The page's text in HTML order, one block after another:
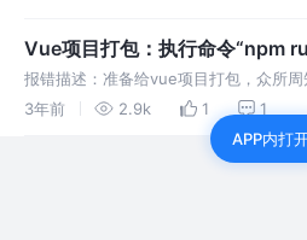
时展示“-”。
Vue项目打包：执行命令“npm
script: build”
报错描述：准备给vue项目打包，众所
“npm run build”，但是今天执行该命令
“npm ERR! missing script: buil
3年前 2.9k 1
1
APP内打